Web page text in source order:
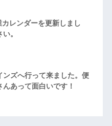
レンダーを更新しまし
。
ンズへ行って来ました。便
あって面白いです！